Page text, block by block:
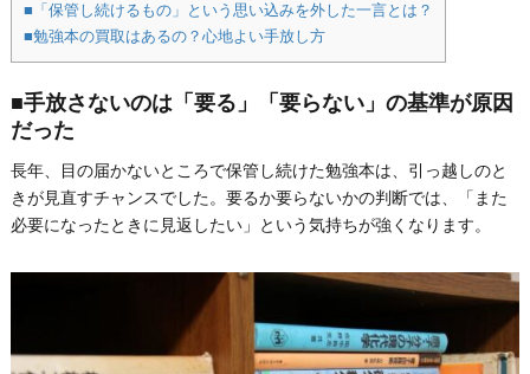
■「保管し続けるもの」という思い込みを外した一言とは？
■勉強本の買取はあるの？心地よい手放し方
■手放さないのは「要る」「要らない」の基準が原因
だった
長年、目の届かないところで保管し続けた勉強本は、引っ越しのと
きが見直すチャンスでした。要るか要らないかの判断では、「また
必要になったときに見返したい」という気持ちが強くなります。